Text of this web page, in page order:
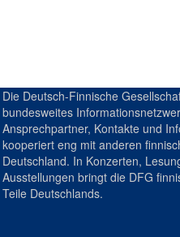
Die Deutsch-Finnische
bundesweites
Ansprechpartner, Kontakte und
kooperiert eng mit anderen
Deutschland. In Konzerten,
Ausstellungen bringt die DFG
Teile Deutschlands.